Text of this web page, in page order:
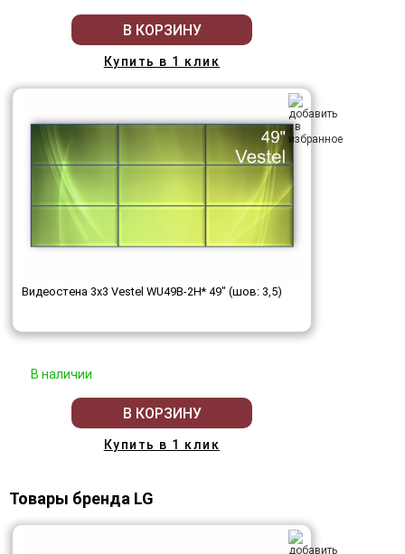
В КОРЗИНУ
Купить в 1 клик
Видеостена 3x3 Vestel WU49B-2H* 49" (шов: 3,5)
В наличии
В КОРЗИНУ
Купить в 1 клик
Товары бренда LG